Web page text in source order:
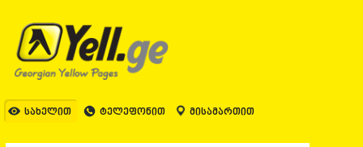
სახელით ტელეფონით მისამართით
ᲗᲑᲘᲚᲘᲡᲘ
ᲗᲑᲘᲚᲘᲡᲘ
ᲐᲤᲮᲐᲖᲔᲗᲘ
ᲒᲐᲚᲘ
ᲑᲐᲗᲣᲛᲘ
ᲥᲝᲑᲣᲚᲔᲗᲘ